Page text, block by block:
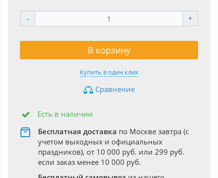
- +
В корзину
Купить в один клик
Сравнение
Есть в наличии
Бесплатная доставка по Москве завтра (с
учетом выходных и официальных
праздников), от 10 000 руб. или 299 руб.
если заказ менее 10 000 руб.